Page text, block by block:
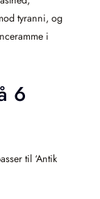
tyranni, og
i
6
til ‘Antik